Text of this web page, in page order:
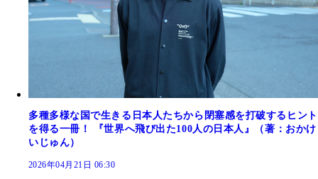
多種多様な国で生きる日本人たちから閉塞感を打破するヒント
を得る一冊！ 『世界へ飛び出た100人の日本人』（著：おかけ
いじゅん）
2026年04月21日 06:30